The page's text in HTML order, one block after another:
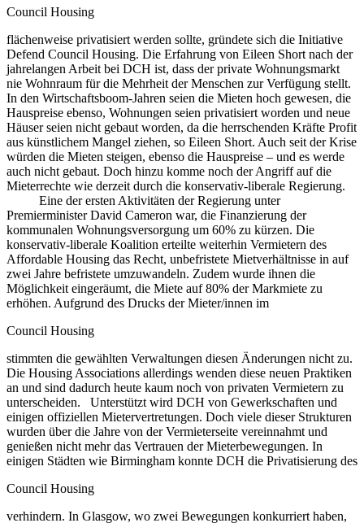
Council Housing
flächenweise privatisiert werden sollte, gründete sich die Initiative
Defend Council Housing. Die Erfahrung von Eileen Short nach der
jahrelangen Arbeit bei DCH ist, dass der private Wohnungsmarkt
nie Wohnraum für die Mehrheit der Menschen zur Verfügung stellt.
In den Wirtschaftsboom-Jahren seien die Mieten hoch gewesen, die
Hauspreise ebenso, Wohnungen seien privatisiert worden und neue
Häuser seien nicht gebaut worden, da die herrschenden Kräfte Profit
aus künstlichem Mangel ziehen, so Eileen Short. Auch seit der Krise
würden die Mieten steigen, ebenso die Hauspreise – und es werde
auch nicht gebaut. Doch hinzu komme noch der Angriff auf die
Mieterrechte wie derzeit durch die konservativ-liberale Regierung.
Eine der ersten Aktivitäten der Regierung unter
Premierminister David Cameron war, die Finanzierung der
kommunalen Wohnungsversorgung um 60% zu kürzen. Die
konservativ-liberale Koalition erteilte weiterhin Vermietern des
Affordable Housing das Recht, unbefristete Mietverhältnisse in auf
zwei Jahre befristete umzuwandeln. Zudem wurde ihnen die
Möglichkeit eingeräumt, die Miete auf 80% der Markmiete zu
erhöhen. Aufgrund des Drucks der Mieter/innen im
Council Housing
stimmten die gewählten Verwaltungen diesen Änderungen nicht zu.
Die Housing Associations allerdings wenden diese neuen Praktiken
an und sind dadurch heute kaum noch von privaten Vermietern zu
unterscheiden. Unterstützt wird DCH von Gewerkschaften und
einigen offiziellen Mietervertretungen. Doch viele dieser Strukturen
wurden über die Jahre von der Vermieterseite vereinnahmt und
genießen nicht mehr das Vertrauen der Mieterbewegungen. In
einigen Städten wie Birmingham konnte DCH die Privatisierung des
Council Housing
verhindern. In Glasgow, wo zwei Bewegungen konkurriert haben,